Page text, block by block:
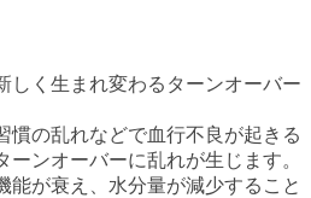
しく生まれ変わるターンオーバー
慣の乱れなどで血行不良が起きる
ーンオーバーに乱れが生じます。
能が衰え、水分量が減少すること